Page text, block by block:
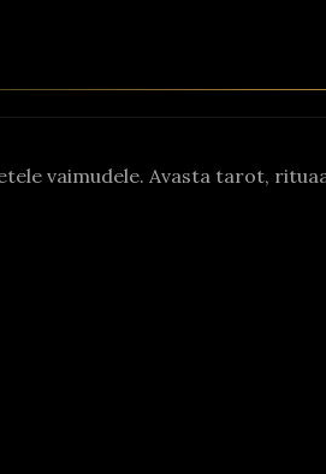
vaimudele. Avasta tarot,